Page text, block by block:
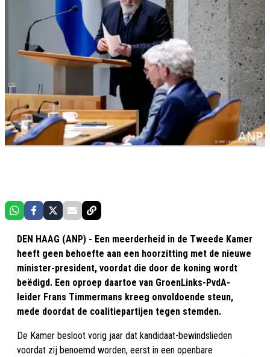
DEN HAAG (ANP) - Een meerderheid in de Tweede Kamer
heeft geen behoefte aan een hoorzitting met de nieuwe
minister-president, voordat die door de koning wordt
beëdigd. Een oproep daartoe van GroenLinks-PvdA-
leider Frans Timmermans kreeg onvoldoende steun,
mede doordat de coalitiepartijen tegen stemden.
De Kamer besloot vorig jaar dat kandidaat-bewindslieden
voordat zij benoemd worden, eerst in een openbare